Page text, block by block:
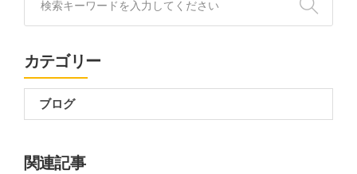
カテゴリー
ブログ
関連記事